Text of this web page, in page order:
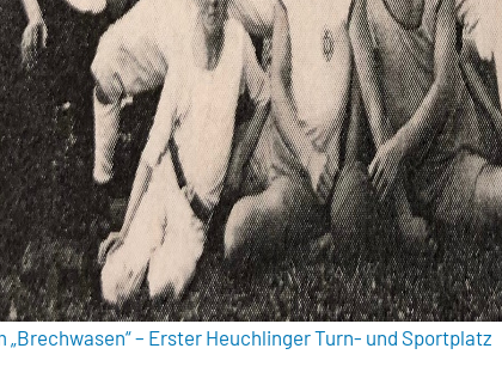
„Brechwasen“ – Erster Heuchlinger Turn- und Sportplatz